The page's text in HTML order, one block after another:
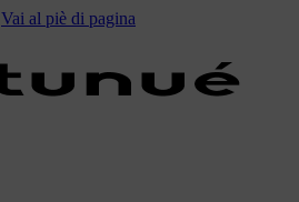
Vai al piè di pagina